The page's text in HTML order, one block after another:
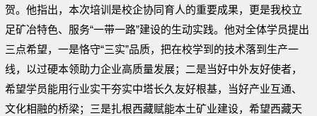
贺。他指出，本次培训是校企协同育人的重要成果，更是我校立
足矿冶特色、服务“一带一路”建设的生动实践。他对全体学员提出
三点希望，一是恪守“三实”品质，把在校学到的技术落到生产一
线，以过硬本领助力企业高质量发展；二是当好中外友好使者，
希望学员能用行业实干夯实中塔长久友好根基，当好产业互通、
文化相融的桥梁；三是扎根西藏赋能本土矿业建设，希望西藏天